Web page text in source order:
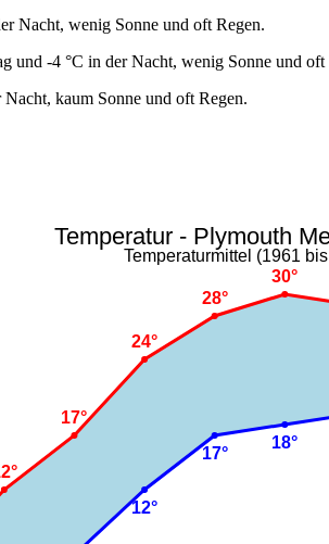
Nacht, wenig Sonne und oft Regen.
und -4 °C in der Nacht, wenig Sonne und oft
kaum Sonne und oft Regen.